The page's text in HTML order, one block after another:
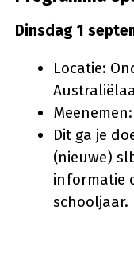
Dinsdag 1
Locatie:
Dit ga je
(nieuwe)
informatie
schooljaar.